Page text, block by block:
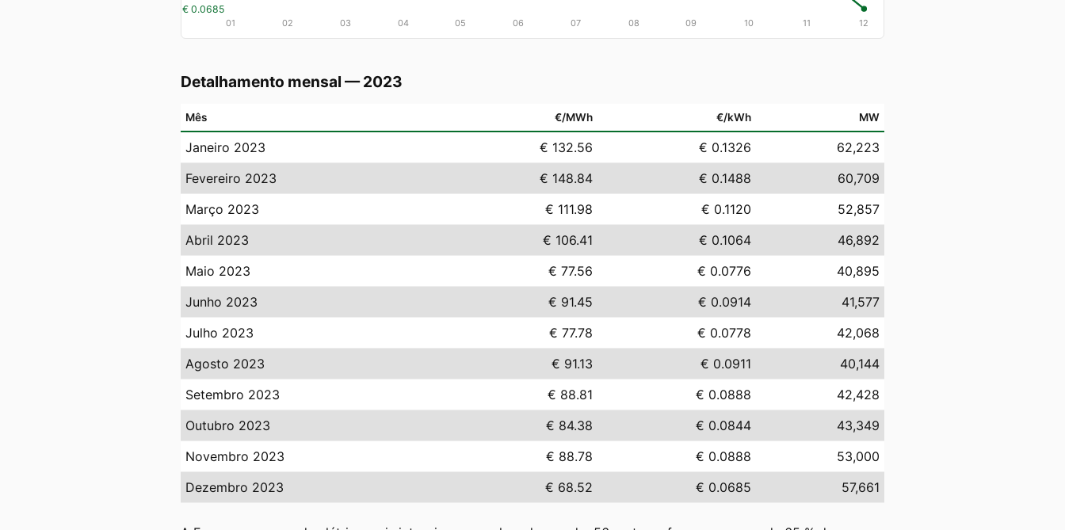
€ 0.0685
01 02 03 04 05 06 07 08 09 10 11 12
Detalhamento mensal — 2023
Mês €/MWh €/kWh MW
Janeiro 2023 € 132.56 € 0.1326
62,223
Fevereiro 2023
€ 148.84 € 0.1488
60,709
Março 2023
€ 111.98 € 0.1120
52,857
Abril 2023
€ 106.41 € 0.1064
46,892
Maio 2023
€ 77.56 € 0.0776
40,895
Junho 2023
€ 91.45 € 0.0914
41,577
Julho 2023
€ 77.78 € 0.0778
42,068
Agosto 2023
€ 91.13 € 0.0911
40,144
Setembro 2023
€ 88.81 € 0.0888
42,428
Outubro 2023
€ 84.38 € 0.0844
43,349
Novembro 2023
€ 88.78 € 0.0888
53,000
Dezembro 2023
€ 68.52 € 0.0685 57,661